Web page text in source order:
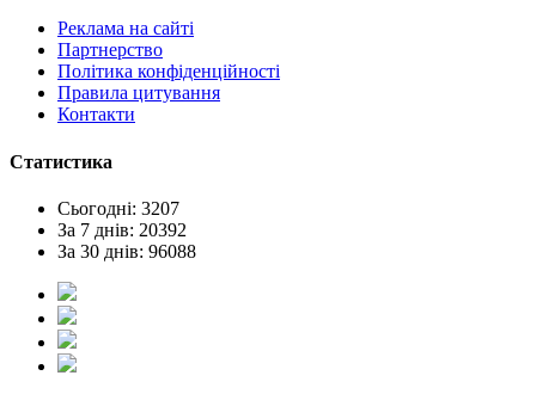
Реклама на сайтi
Партнерство
Політика конфіденційності
Правила цитування
Контакти
Статистика
Сьогодні: 3207
За 7 днів: 20392
За 30 днів: 96088